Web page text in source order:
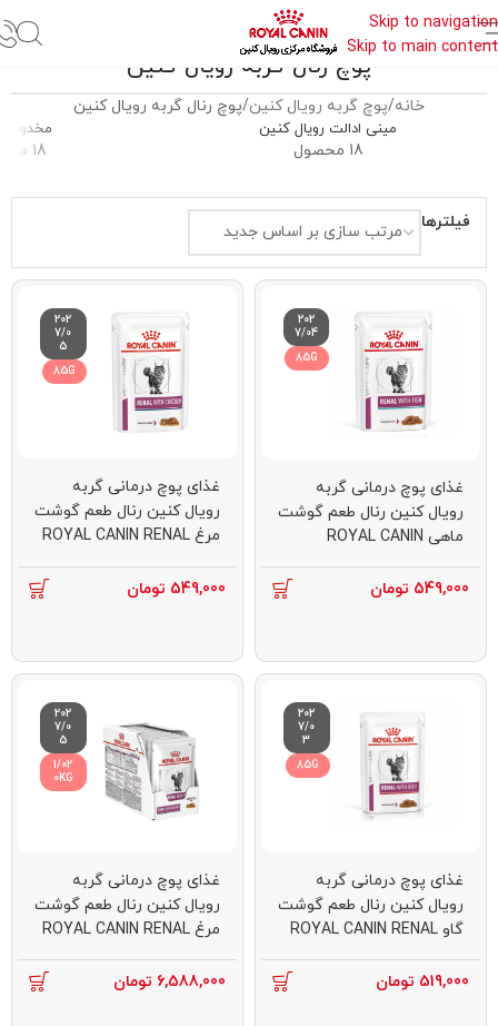
Skip to navigation
Skip to main content
پوچ رنال گربه رویال کنین
خانه پوچ گربه رویال کنین پوچ رنال گربه رویال کنین
مینی ادالت رویال کنین
18 محصول
مخدوش
18 محصول
فیلترها
202
7/04
85G
غذای پوچ درمانی گربه
رویال کنین رنال طعم گوشت
ماهی ROYAL CANIN
549,000 تومان
202
7/0
5
85G
غذای پوچ درمانی گربه
رویال کنین رنال طعم گوشت
مرغ ROYAL CANIN RENAL
549,000 تومان
202
7/0
3
85G
غذای پوچ درمانی گربه
رویال کنین رنال طعم گوشت
گاو ROYAL CANIN RENAL
WITH BEEF 85G
519,000 تومان
202
7/0
5
1/02
0KG
غذای پوچ درمانی گربه
رویال کنین رنال طعم گوشت
مرغ ROYAL CANIN RENAL
WITH CHICKEN 12 * 85G
6,588,000 تومان